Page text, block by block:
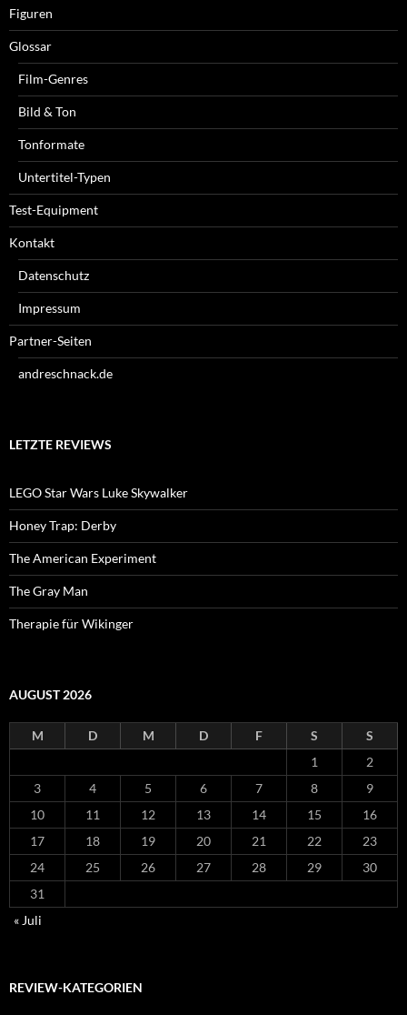
Figuren
Glossar
Film-Genres
Bild & Ton
Tonformate
Untertitel-Typen
Test-Equipment
Kontakt
Datenschutz
Impressum
Partner-Seiten
andreschnack.de
LETZTE REVIEWS
LEGO Star Wars Luke Skywalker
Honey Trap: Derby
The American Experiment
The Gray Man
Therapie für Wikinger
AUGUST 2026
M D M D F S
S
1
2
3
4 5 6 7 8
9
10
11 12 13 14 15
16
17
18 19 20 21 22
23
24
25 26 27 28 29
30
31
« Juli
REVIEW-KATEGORIEN